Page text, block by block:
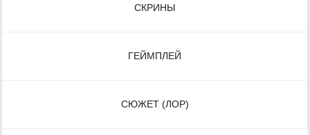
СКРИНЫ
ГЕЙМПЛЕЙ
СЮЖЕТ (ЛОР)